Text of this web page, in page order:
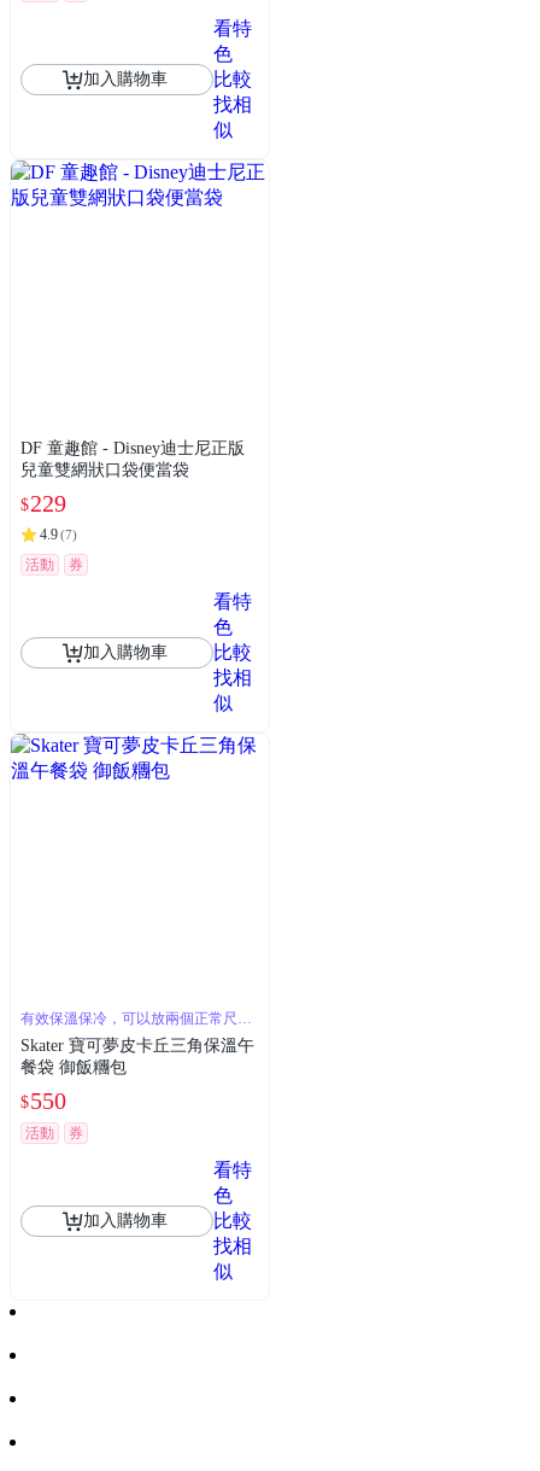
加入購物車
看特
色
比較
找相
似
DF 童趣館 - Disney迪士尼正版
兒童雙網狀口袋便當袋
$229
4.9(7)
活動 券
加入購物車
看特
色
比較
找相
似
有效保溫保冷，可以放兩個正常尺寸
Skater 寶可夢皮卡丘三角保溫午
餐袋 御飯糰包
$550
活動 券
加入購物車
看特
色
比較
找相
似